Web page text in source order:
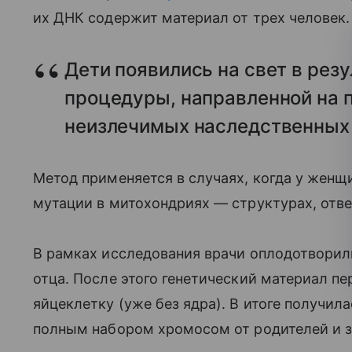
их ДНК содержит материал от трех
Дети появились на свет в
процедуры, направленной на
неизлечимых наследственных
Метод применяется в случаях, когда у
мутации в митохондриях — структурах,
В рамках исследования врачи
отца. После этого генетический материал
яйцеклетку (уже без ядра). В итоге
полным набором хромосом от родителей и